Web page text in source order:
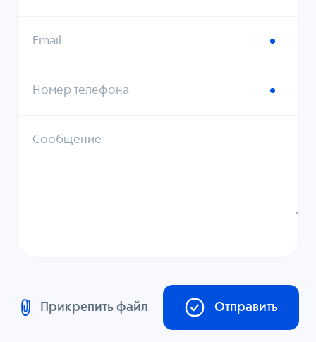
Email
Номер телефона
Сообщение
Прикрепить файл Отправить